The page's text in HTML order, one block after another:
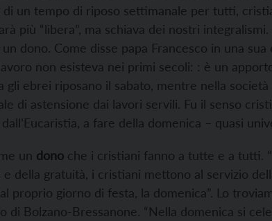
un tempo di riposo settimanale per tutti,
più “libera”, ma schiava dei nostri
dono. Come disse papa Francesco in una sua
non esisteva nei primi secoli: : è un
gli ebrei riposano il sabato, mentre nella
di astensione dai lavori servili. Fu il senso
a fare della domenica – quasi
un dono che i cristiani fanno a tutte e a tutti.
della gratuità, i cristiani mettono al servizio
proprio giorno di festa, la domenica”. Lo
di Bolzano-Bressanone. “Nella domenica si